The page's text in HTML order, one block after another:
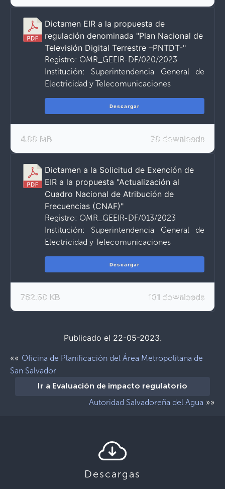
Dictamen EIR a la propuesta de
regulación denominada "Plan Nacional de
Televisión Digital Terrestre –PNTDT-"
Registro: OMR_GEEIR-DF/020/2023
Institución: Superintendencia General de
Electricidad y Telecomunicaciones
Descargar
70 downloads
4.00 MB
Dictamen a la Solicitud de Exención de
EIR a la propuesta "Actualización al
Cuadro Nacional de Atribución de
Frecuencias (CNAF)"
Registro: OMR_GEEIR-DF/013/2023
Institución: Superintendencia General de
Electricidad y Telecomunicaciones
Descargar
101 downloads
762.50 KB
Publicado el 22-05-2023.
«« Oficina de Planificación del Área Metropolitana de
San Salvador
Ir a Evaluación de impacto regulatorio
Autoridad Salvadoreña del Agua »»
Descargas